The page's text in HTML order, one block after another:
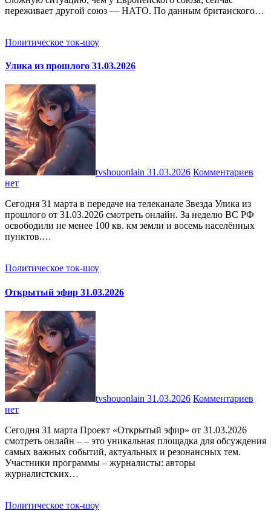
переживает другой союз — НАТО. По данным британского…
Политическое ток-шоу
Улика из прошлого 31.03.2026
tvshouonlain 31.03.2026 Комментариев
нет
Сегодня 31 марта в передаче на телеканале Звезда Улика из
прошлого от 31.03.2026 смотреть онлайн. За неделю ВС РФ
освободили не менее 100 кв. км земли и восемь населённых
пунктов.…
Политическое ток-шоу
Открытый эфир 31.03.2026
tvshouonlain 31.03.2026 Комментариев
нет
Сегодня 31 марта Проект «Открытый эфир» от 31.03.2026
смотреть онлайн – – это уникальная площадка для обсуждения
самых важных событий, актуальных и резонансных тем.
Участники программы – журналисты: авторы
журналистских…
Политическое ток-шоу